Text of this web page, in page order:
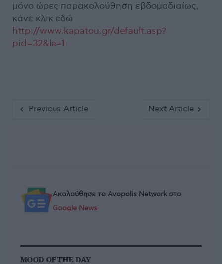
μόνο ώρες παρακολούθηση εβδομαδιαίως,
κάνε κλικ εδώ
http://www.kapatou.gr/default.asp?
pid=32&la=1
Previous Article Next Article
Ακολούθησε το Avopolis Network στο
Google News
MOOD OF THE DAY